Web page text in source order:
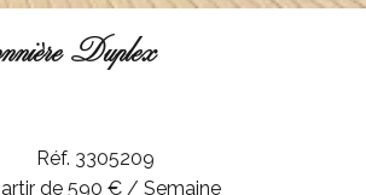
Duplex
Réf. 3305209
de 590 € / Semaine